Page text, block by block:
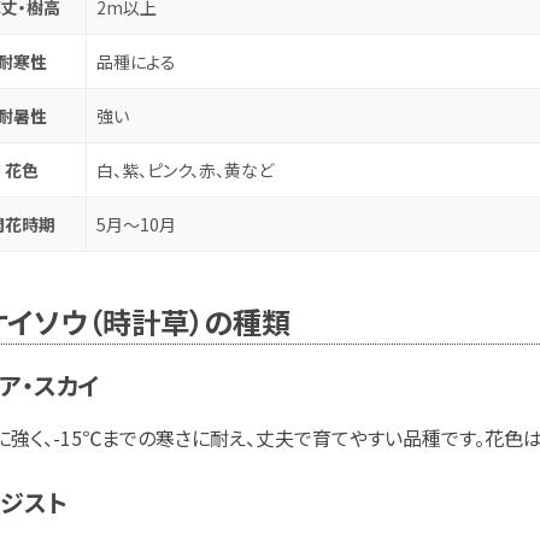
・樹高 2m以上
寒性 品種による
暑性 強い
花色 白、紫、ピンク、赤、黄など
花時期 5月～10月
ソウ（時計草）の種類
・スカイ
強く、-15℃までの寒さに耐え、丈夫で育てやすい品種です。花色
スト